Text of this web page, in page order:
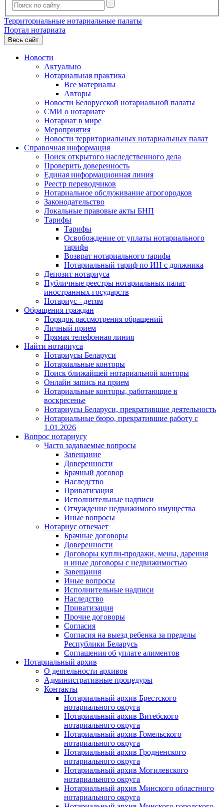
Территориальные нотариальные палаты
Портал нотариата
Весь сайт
Новости
Актуально
Нотариальная практика
Все материалы
Авторы
Новости Белорусской нотариальной палаты
СМИ о нотариате
Нотариат в мире
Мероприятия
Новости территориальных нотариальных палат
Справочная информация
Поиск открытого наследственного дела
Проверить доверенность
Единая информационная линия
Реестр переводчиков
Нотариальное обслуживание агрогородков
Законодательство
Локальные правовые акты БНП
Тарифы
Тарифы
Освобождение от уплаты нотариального
тарифа
Возврат нотариального тарифа
Нотариальный тариф по ИН с должника
Депозит нотариуса
Публичные реестры нотариальных палат
иностранных государств
Нотариус - детям
Обращения граждан
Порядок рассмотрения обращений
Личный прием
Прямая телефонная линия
Найти нотариуса
Нотариусы Беларуси
Нотариальные конторы
Поиск ближайшей нотариальной конторы
Онлайн запись на прием
Нотариальные конторы, работающие в
воскресенье
Нотариусы Беларуси, прекратившие деятельность
Нотариальные бюро, прекратившие работу с
1.01.2026
Вопрос нотариусу
Часто задаваемые вопросы
Завещание
Доверенности
Брачный договор
Наследство
Приватизация
Исполнительные надписи
Отчуждение недвижимого имущества
Иные вопросы
Нотариус отвечает
Брачные договоры
Доверенности
Договоры купли-продажи, мены, дарения
и иные договоры с недвижимостью
Завещания
Иные вопросы
Исполнительные надписи
Наследство
Приватизация
Прочие договоры
Согласия
Согласия на выезд ребенка за пределы
Республики Беларусь
Соглашения об уплате алиментов
Нотариальный архив
О деятельности архивов
Административные процедуры
Контакты
Нотариальный архив Брестского
нотариального округа
Нотариальный архив Витебского
нотариального округа
Нотариальный архив Гомельского
нотариального округа
Нотариальный архив Гродненского
нотариального округа
Нотариальный архив Могилевского
нотариального округа
Нотариальный архив Минского областного
нотариального округа